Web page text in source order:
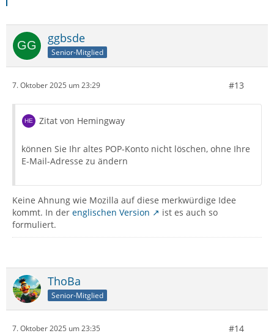
ggbsde
Senior-Mitglied
7. Oktober 2025 um 23:29 #13
Zitat von Hemingway
können Sie Ihr altes POP-Konto nicht löschen, ohne Ihre
E-Mail-Adresse zu ändern
Keine Ahnung wie Mozilla auf diese merkwürdige Idee
kommt. In der englischen Version
ist es auch so
formuliert.
ThoBa
Senior-Mitglied
7. Oktober 2025 um 23:35 #14